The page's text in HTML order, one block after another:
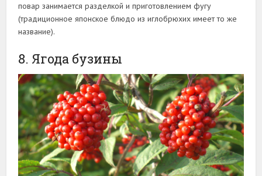
повар занимается разделкой и приготовлением фугу
(традиционное японское блюдо из иглобрюхих имеет то же
название).
8. Ягода бузины